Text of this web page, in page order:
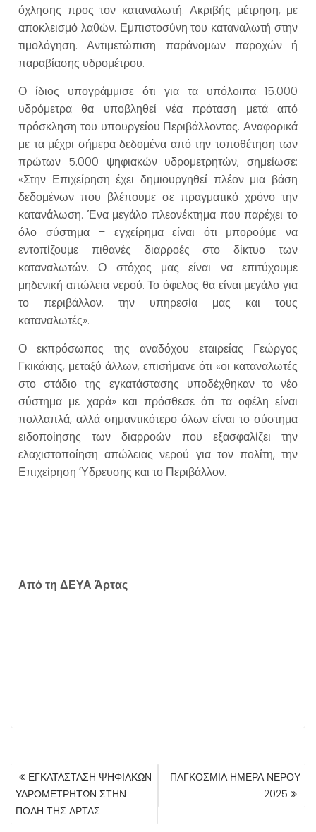
όχλησης προς τον καταναλωτή. Ακριβής μέτρηση, με
αποκλεισμό λαθών. Εμπιστοσύνη του καταναλωτή στην
τιμολόγηση. Αντιμετώπιση παράνομων παροχών ή
παραβίασης υδρομέτρου.
Ο ίδιος υπογράμμισε ότι για τα υπόλοιπα 15.000
υδρόμετρα θα υποβληθεί νέα πρόταση μετά από
πρόσκληση του υπουργείου Περιβάλλοντος. Αναφορικά
με τα μέχρι σήμερα δεδομένα από την τοποθέτηση των
πρώτων 5.000 ψηφιακών υδρομετρητών, σημείωσε:
«Στην Επιχείρηση έχει δημιουργηθεί πλέον μια βάση
δεδομένων που βλέπουμε σε πραγματικό χρόνο την
κατανάλωση. Ένα μεγάλο πλεονέκτημα που παρέχει το
όλο σύστημα – εγχείρημα είναι ότι μπορούμε να
εντοπίζουμε πιθανές διαρροές στο δίκτυο των
καταναλωτών. Ο στόχος μας είναι να επιτύχουμε
μηδενική απώλεια νερού. Το όφελος θα είναι μεγάλο για
το περιβάλλον, την υπηρεσία μας και τους
καταναλωτές».
Ο εκπρόσωπος της αναδόχου εταιρείας Γεώργος
Γκικάκης, μεταξύ άλλων, επισήμανε ότι «οι καταναλωτές
στο στάδιο της εγκατάστασης υποδέχθηκαν το νέο
σύστημα με χαρά» και πρόσθεσε ότι τα οφέλη είναι
πολλαπλά, αλλά σημαντικότερο όλων είναι το σύστημα
ειδοποίησης των διαρροών που εξασφαλίζει την
ελαχιστοποίηση απώλειας νερού για τον πολίτη, την
Επιχείρηση Ύδρευσης και το Περιβάλλον.
Από τη ΔΕΥΑ Άρτας
ΠΛΟΉΓΗΣΗ
ΆΡΘΡΩΝ
ΕΓΚΑΤΑΣΤΑΣΗ ΨΗΦΙΑΚΩΝ
ΥΔΡΟΜΕΤΡΗΤΩΝ ΣΤΗΝ
ΠΟΛΗ ΤΗΣ ΑΡΤΑΣ
ΠΑΓΚΟΣΜΙΑ ΗΜΕΡΑ ΝΕΡΟΥ
2025